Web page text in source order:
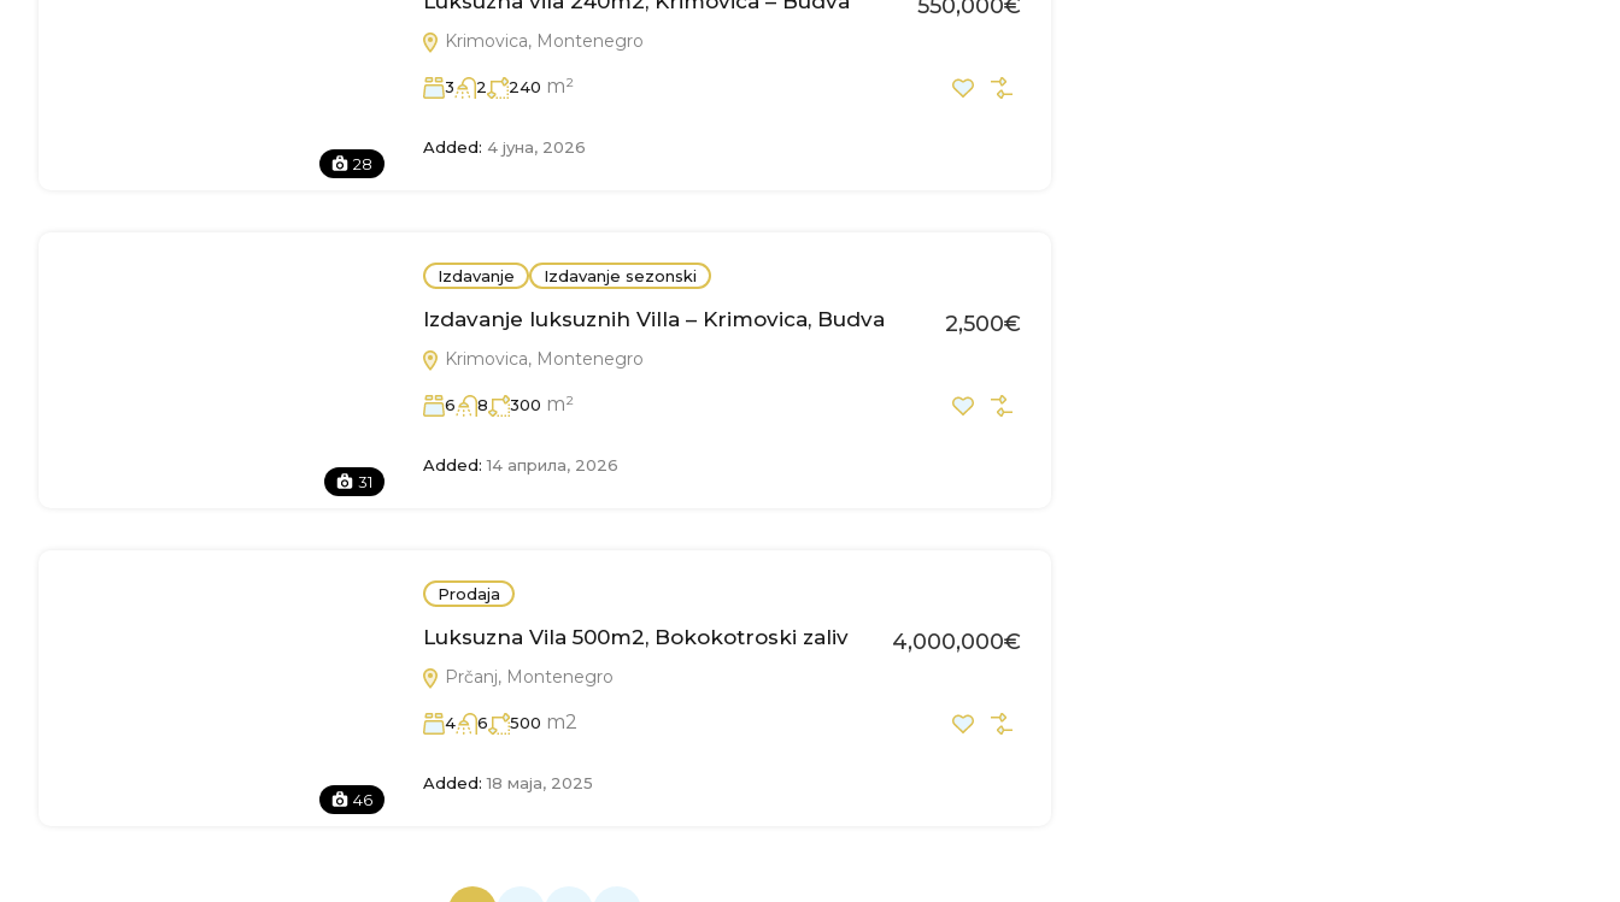
28
Krimovica, Montenegro
550,000€
3 2 240 m²
Added: 4 јуна, 2026
31
Izdavanje Izdavanje sezonski
Izdavanje luksuznih Villa – Krimovica, Budva
Krimovica, Montenegro
2,500€
6 8 300 m²
Added: 14 априла, 2026
46
Prodaja
Luksuzna Vila 500m2, Bokokotroski zaliv
Prčanj, Montenegro
4,000,000€
4 6 500 m2
Added: 18 маја, 2025